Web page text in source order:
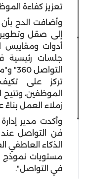
تعزيز كفاءة
وأضافت الدح بأن
إلى صقل
أدوات
جلسات رئيسية
تركز على تكيف
الموظفين،
زملاء العمل
وأكدت مدير
فن التواصل
الذكاء العاطفي
في التواصل".